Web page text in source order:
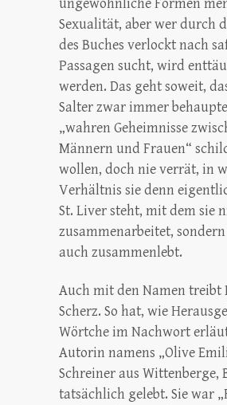
ungewöhnliche Formen
Sexualität, aber wer durch
des Buches verlockt nach
Passagen sucht, wird
werden. Das geht soweit,
Salter zwar immer
„wahren Geheimnisse
Männern und Frauen“
wollen, doch nie verrät, in
Verhältnis sie denn
St. Liver steht, mit dem sie
zusammenarbeitet,
auch zusammenlebt.
Auch mit den Namen treibt
Scherz. So hat, wie
Wörtche im Nachwort
Autorin namens „Olive
Schreiner aus Wittenberge,
tatsächlich gelebt. Sie war